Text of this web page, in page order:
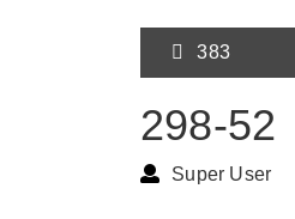
383
298-52
Super User